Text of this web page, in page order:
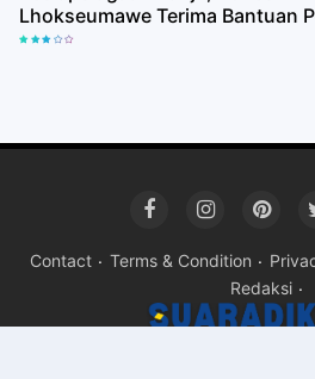
Lhokseumawe Terima Bantuan
Karet
Contact Terms & Condition
Redaksi